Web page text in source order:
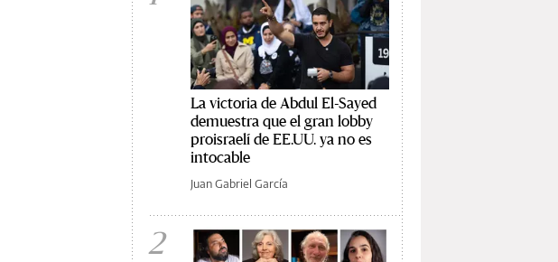
La victoria de Abdul El-Sayed
demuestra que el gran lobby
proisraelí de EE.UU. ya no es
intocable
Juan Gabriel García
2